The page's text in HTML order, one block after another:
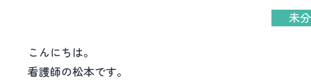
未
こんにちは。
看護師の松本です。